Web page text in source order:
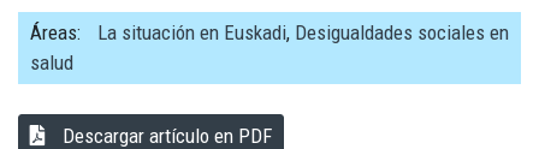
Áreas: La situación en Euskadi, Desigualdades sociales en
salud
Descargar artículo en PDF